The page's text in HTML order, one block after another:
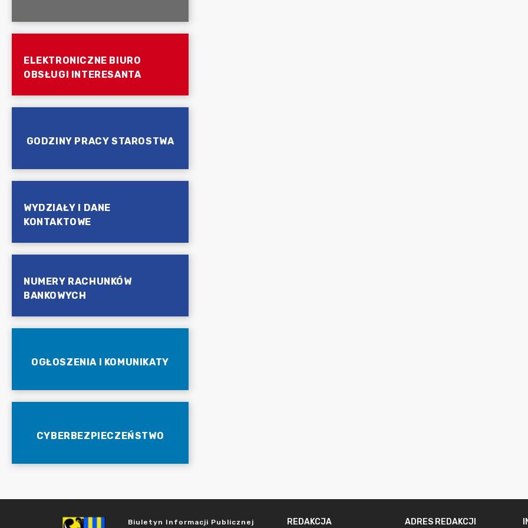
ELEKTRONICZNE BIURO
OBSŁUGI INTERESANTA
GODZINY PRACY STAROSTWA
WYDZIAŁY I DANE
KONTAKTOWE
NUMERY RACHUNKÓW
BANKOWYCH
OGŁOSZENIA I KOMUNIKATY
CYBERBEZPIECZEŃSTWO
Biuletyn Informacji Publicznej REDAKCJA ADRES REDAKCJI